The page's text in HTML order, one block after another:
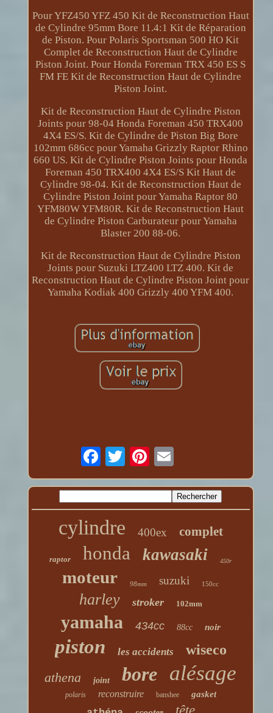
Pour YFZ450 YFZ 450 Kit de Reconstruction Haut
de Cylindre 95mm Bore 11.4:1 Kit de Réparation
de Piston. Pour Polaris Sportsman 500 HO Kit
Complet de Reconstruction Haut de Cylindre
Piston Joint. Pour Honda Foreman TRX 450 ES S
FM FE Kit de Reconstruction Haut de Cylindre
Piston Joint.
Kit de Reconstruction Haut de Cylindre Piston
Joints pour 98-04 Honda Foreman 450 TRX400
4X4 ES/S. Kit de Cylindre de Piston Big Bore
102mm 686cc pour Yamaha Grizzly Raptor Rhino
660 US. Kit de Cylindre Piston Joints pour Honda
Foreman 450 TRX400 4X4 ES/S Kit Haut de
Cylindre 98-04. Kit de Reconstruction Haut de
Cylindre Piston Joint pour Yamaha Raptor 80
YFM80W YFM80R. Kit de Reconstruction Haut
de Cylindre Piston Carburateur pour Yamaha
Blaster 200 88-06.
Kit de Reconstruction Haut de Cylindre Piston
Joints pour Suzuki LTZ400 LTZ 400. Kit de
Reconstruction Haut de Cylindre Piston Joint pour
Yamaha Kodiak 400 Grizzly 400 YFM 400.
cylindre 400ex complet
raptor honda kawasaki 450r
moteur 98mm suzuki 150cc
harley stroker 102mm
yamaha 434cc 88cc noir
piston les accidents wiseco
athena joint bore alésage
polaris reconstruire banshee gasket